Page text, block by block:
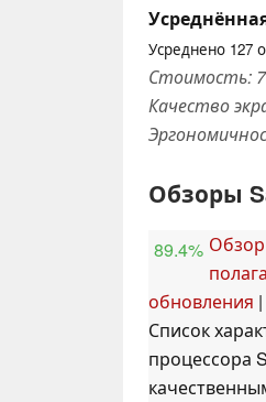
Усреднено 127
Стоимость:
Качество
Обзоры
89.4%
обновления |
Список
процессора